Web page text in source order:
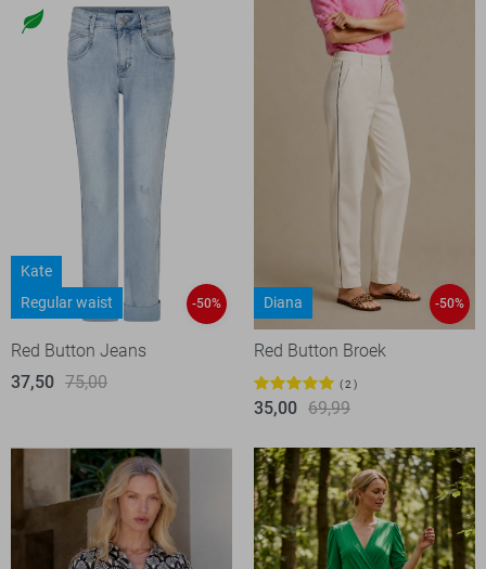
Kate
Regular waist
-50%
Red Button Jeans
37,50 75,00
Diana -50%
Red Button Broek
2
35,00 69,99